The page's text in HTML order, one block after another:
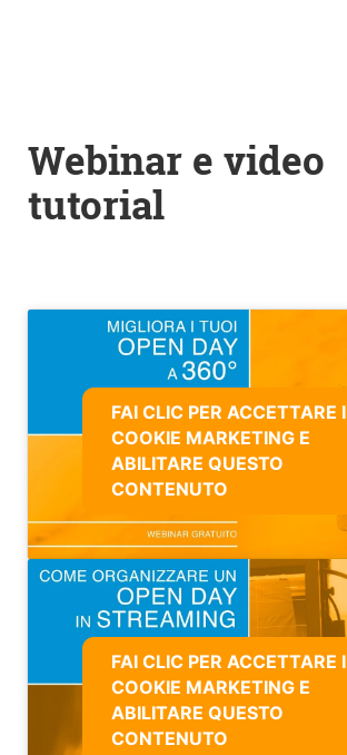
Webinar e video
tutorial
FAI CLIC PER ACCETTARE I
COOKIE MARKETING E
ABILITARE QUESTO
CONTENUTO
FAI CLIC PER ACCETTARE I
COOKIE MARKETING E
ABILITARE QUESTO
CONTENUTO